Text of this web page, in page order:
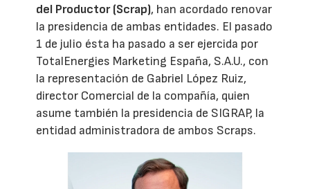
del Productor (Scrap), han acordado renovar
la presidencia de ambas entidades. El pasado
1 de julio ésta ha pasado a ser ejercida por
TotalEnergies Marketing España, S.A.U., con
la representación de Gabriel López Ruiz,
director Comercial de la compañía, quien
asume también la presidencia de SIGRAP, la
entidad administradora de ambos Scraps.